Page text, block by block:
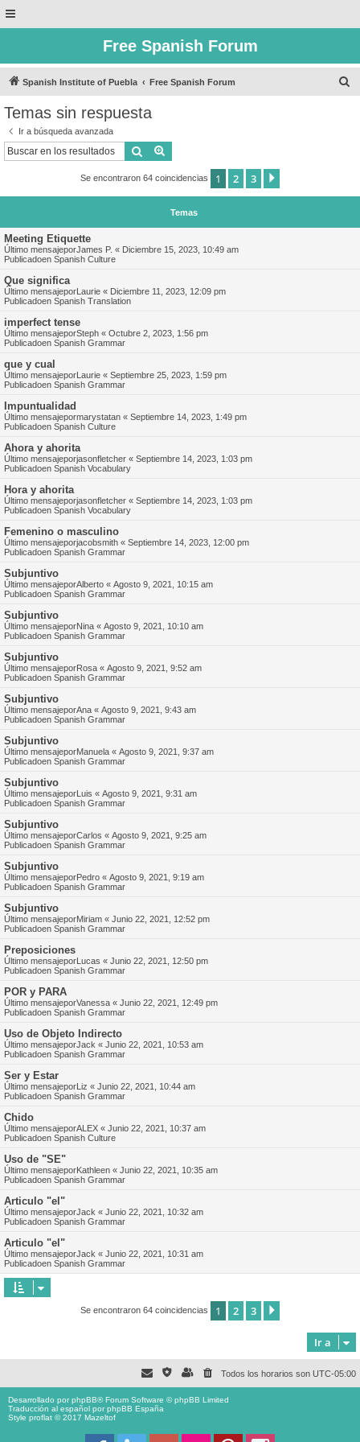
Free Spanish Forum
Spanish Institute of Puebla Free Spanish Forum
Temas sin respuesta
Ir a búsqueda avanzada
Buscar
Se encontraron 64 coincidencias 1 2 3
Temas
Meeting Etiquette
Último mensajeporJames P. « Diciembre 15, 2023, 10:49 am
Publicadoen Spanish Culture
Que significa
Último mensajeporLaurie « Diciembre 11, 2023, 12:09 pm
Publicadoen Spanish Translation
imperfect tense
Último mensajeporSteph « Octubre 2, 2023, 1:56 pm
Publicadoen Spanish Grammar
que y cual
Último mensajeporLaurie « Septiembre 25, 2023, 1:59 pm
Publicadoen Spanish Grammar
Impuntualidad
Último mensajepormarystatan « Septiembre 14, 2023, 1:49 pm
Publicadoen Spanish Culture
Ahora y ahorita
Último mensajeporjasonfletcher « Septiembre 14, 2023, 1:03 pm
Publicadoen Spanish Vocabulary
Hora y ahorita
Último mensajeporjasonfletcher « Septiembre 14, 2023, 1:03 pm
Publicadoen Spanish Vocabulary
Femenino o masculino
Último mensajeporjacobsmith « Septiembre 14, 2023, 12:00 pm
Publicadoen Spanish Grammar
Subjuntivo
Último mensajeporAlberto « Agosto 9, 2021, 10:15 am
Publicadoen Spanish Grammar
Subjuntivo
Último mensajeporNina « Agosto 9, 2021, 10:10 am
Publicadoen Spanish Grammar
Subjuntivo
Último mensajeporRosa « Agosto 9, 2021, 9:52 am
Publicadoen Spanish Grammar
Subjuntivo
Último mensajeporAna « Agosto 9, 2021, 9:43 am
Publicadoen Spanish Grammar
Subjuntivo
Último mensajeporManuela « Agosto 9, 2021, 9:37 am
Publicadoen Spanish Grammar
Subjuntivo
Último mensajeporLuis « Agosto 9, 2021, 9:31 am
Publicadoen Spanish Grammar
Subjuntivo
Último mensajeporCarlos « Agosto 9, 2021, 9:25 am
Publicadoen Spanish Grammar
Subjuntivo
Último mensajeporPedro « Agosto 9, 2021, 9:19 am
Publicadoen Spanish Grammar
Subjuntivo
Último mensajeporMiriam « Junio 22, 2021, 12:52 pm
Publicadoen Spanish Grammar
Preposiciones
Último mensajeporLucas « Junio 22, 2021, 12:50 pm
Publicadoen Spanish Grammar
POR y PARA
Último mensajeporVanessa « Junio 22, 2021, 12:49 pm
Publicadoen Spanish Grammar
Uso de Objeto Indirecto
Último mensajeporJack « Junio 22, 2021, 10:53 am
Publicadoen Spanish Grammar
Ser y Estar
Último mensajeporLiz « Junio 22, 2021, 10:44 am
Publicadoen Spanish Grammar
Chido
Último mensajeporALEX « Junio 22, 2021, 10:37 am
Publicadoen Spanish Culture
Uso de "SE"
Último mensajeporKathleen « Junio 22, 2021, 10:35 am
Publicadoen Spanish Grammar
Articulo "el"
Último mensajeporJack « Junio 22, 2021, 10:32 am
Publicadoen Spanish Grammar
Articulo "el"
Último mensajeporJack « Junio 22, 2021, 10:31 am
Publicadoen Spanish Grammar
Se encontraron 64 coincidencias 1 2 3
Ir a
Todos los horarios son UTC-05:00
Desarrollado porphpBB® Forum Software © phpBB Limited
Traducción al español porphpBB España
Style proflat © 2017 Mazeltof